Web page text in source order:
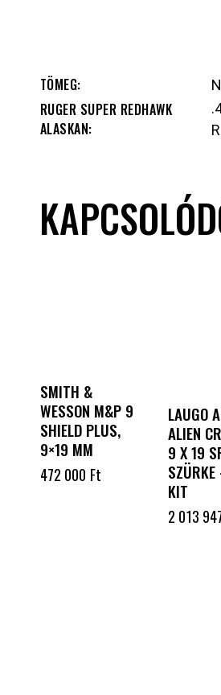
TÖMEG
RUGER SUPER REDHAWK
ALASKAN
SMITH &
WESSON M&P 9
SHIELD PLUS,
9×19 MM
472 000 Ft
LAUGO
ALIEN
9 X 19
KIT
2 013